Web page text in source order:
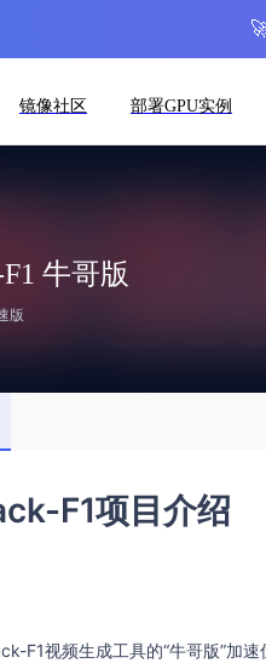
镜像社区 部署GPU实例
F1 牛哥版
版
F1项目介绍
F1视频生成工具的“牛哥版”加